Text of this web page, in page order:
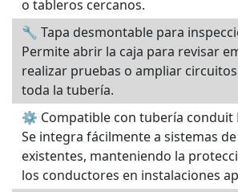
o tableros cercanos.
🔧 Tapa desmontable para
Permite abrir la caja para revisar
realizar pruebas o ampliar
toda la tubería.
⚙️ Compatible con tubería conduit
Se integra fácilmente a sistemas
existentes, manteniendo la
los conductores en instalaciones